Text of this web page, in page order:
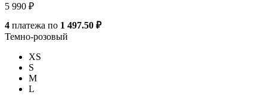
5 990 ₽
4 платежа по 1 497.50 ₽
Темно-розовый
XS
S
M
L